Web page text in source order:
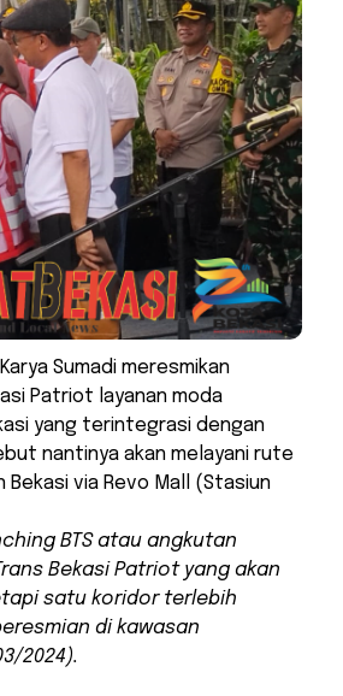
Sumadi meresmikan
Patriot layanan moda
yang terintegrasi dengan
nantinya akan melayani rute
via Revo Mall (Stasiun
BTS atau angkutan
Bekasi Patriot yang akan
satu koridor terlebih
di kawasan
2024).